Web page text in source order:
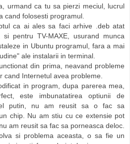
urmand ca tu sa pierzi meciul, lucrul
cand folosesti programul.
ca ai ales sa faci arhive .deb atat
si pentru TV-MAXE, usurand munca
in Ubuntu programul, fara a mai
ale instalarii in terminal.
din prima, neavand probleme
cand Internetul avea probleme.
in program, dupa parerea mea,
este imbunatatirea optiunii de
putin, nu am reusit sa o fac sa
chip. Nu am stiu cu ce extensie pot
am reusit sa fac sa porneasca deloc.
si problema aceasta, o sa fie un